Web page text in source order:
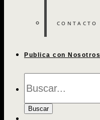
CONTACTO
Publica con Nosotros
de
Buscar